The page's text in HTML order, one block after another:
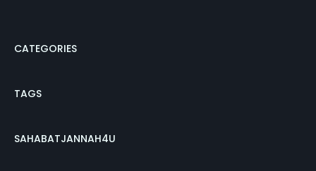
CATEGORIES
TAGS
SAHABATJANNAH4U